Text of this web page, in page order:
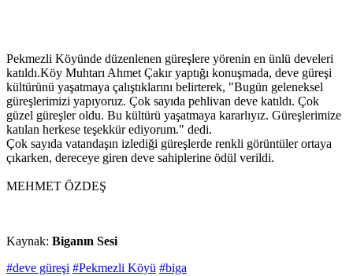
Pekmezli Köyünde düzenlenen güreşlere yörenin en ünlü develeri
katıldı.Köy Muhtarı Ahmet Çakır yaptığı konuşmada, deve güreşi
kültürünü yaşatmaya çalıştıklarını belirterek, "Bugün geleneksel
güreşlerimizi yapıyoruz. Çok sayıda pehlivan deve katıldı. Çok
güzel güreşler oldu. Bu kültürü yaşatmaya kararlıyız. Güreşlerimize
katılan herkese teşekkür ediyorum." dedi.
Çok sayıda vatandaşın izlediği güreşlerde renkli görüntüler ortaya
çıkarken, dereceye giren deve sahiplerine ödül verildi.
MEHMET ÖZDEŞ
Kaynak: Biganın Sesi
#deve güreşi #Pekmezli Köyü #biga